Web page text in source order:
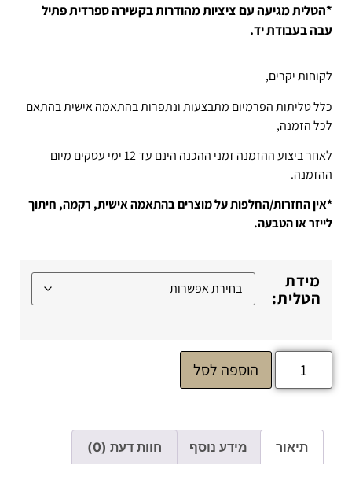
*הטלית מגיעה עם ציציות מהודרות בקשירה ספרדית פתיל
עבה בעבודת יד.
לקוחות יקרים,
כלל טליתות הפרמיום מתבצעות ונתפרות בהתאמה אישית בהתאם
לכל הזמנה,
לאחר ביצוע ההזמנה זמני ההכנה הינם עד 12 ימי עסקים מיום
ההזמנה.
*אין החזרות/החלפות על מוצרים בהתאמה אישית, רקמה, חיתוך
לייזר או הטבעה.
מידת
הטלית:
הוספה לסל
תיאור מידע נוסף חוות דעת (0)